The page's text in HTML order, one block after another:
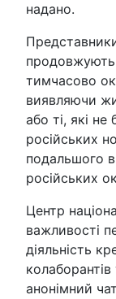
надано.
тимчасово
виявляючи
або ті, які
російських
подальшого
російських
Центр
важливості
діяльність
анонімний